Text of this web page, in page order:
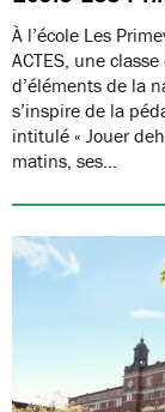
À l’école Les
ACTES, une
d’éléments de la
s’inspire de la
intitulé « Jouer
matins, ses…